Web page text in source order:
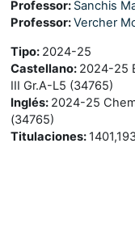
Professor: Sanchis
Professor:Vercher
Tipo: 2024-25
Castellano: 2024-25
III Gr.A-L5 (34765)
Inglés: 2024-25
(34765)
Titulaciones: